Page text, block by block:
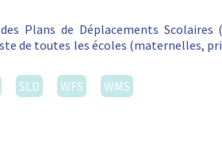
Plans de Déplacements Scolaires
de toutes les écoles (maternelles,
SLD WFS WMS